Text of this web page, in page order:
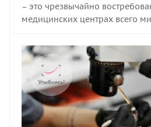
– это чрезвычайно
медицинских центрах всего